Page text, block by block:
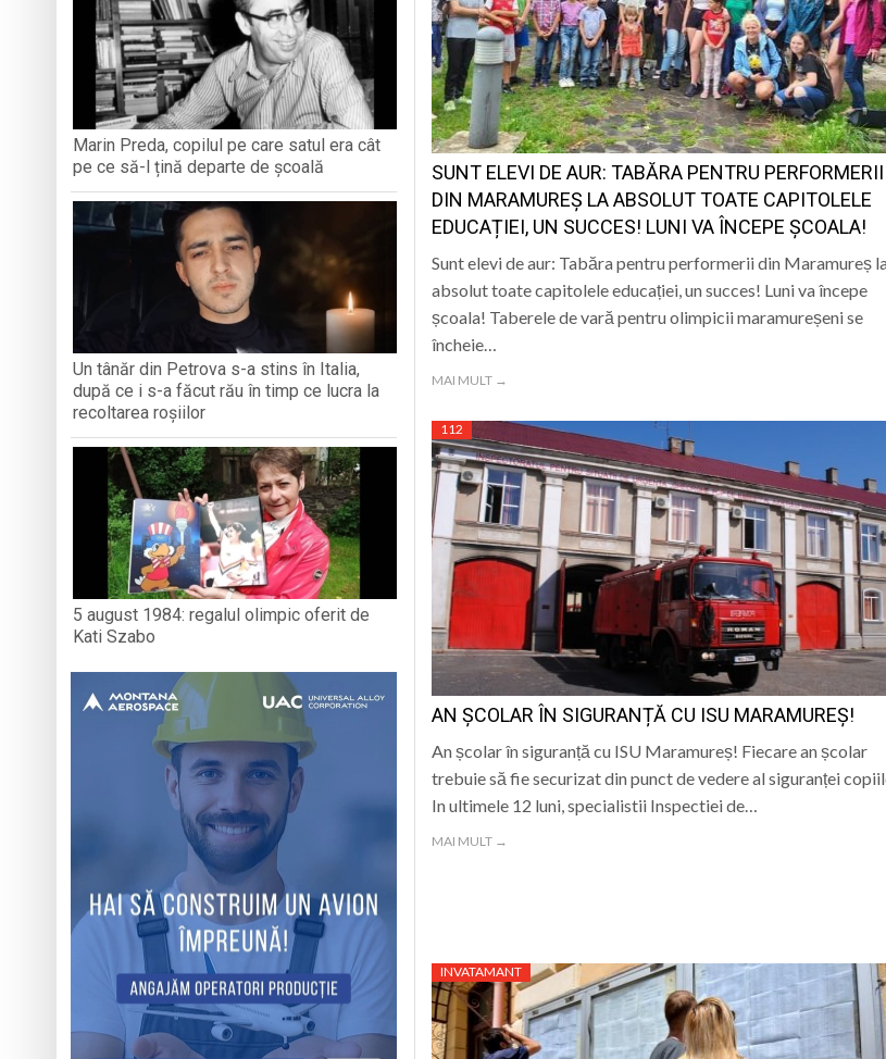
La Săliștea de Sus va fi dezvelit bustul lui Gavrilă Iuga,
„Vacanță în tinda bisericii”: Ediția a IV-a a taberei de vară pentru
Campanie de donare de sânge la Spitalul Județean de Urgență
Părintele protopop dr. Stan Florin, invitat la Școala Părinților din
SUNT ELEVI DE AUR: TABĂRA PENTRU PERFORMERII
DIN MARAMUREȘ LA ABSOLUT TOATE CAPITOLELE
EDUCAȚIEI, UN SUCCES! LUNI VA ÎNCEPE ȘCOALA!
Sunt elevi de aur: Tabăra pentru performerii din Maramureș
absolut toate capitolele educației, un succes! Luni va începe
școala! Taberele de vară pentru olimpicii maramureșeni se
încheie…
MAI MULT →
112
AN ȘCOLAR ÎN SIGURANȚĂ CU ISU MARAMUREȘ!
An școlar în siguranță cu ISU Maramureș! Fiecare an școlar
trebuie să fie securizat din punct de vedere al siguranței
In ultimele 12 luni, specialistii Inspectiei de…
MAI MULT →
INVATAMANT
Marin Preda, copilul pe care satul era cât
pe ce să-l țină departe de școală
Un tânăr din Petrova s-a stins în Italia,
după ce i s-a făcut rău în timp ce lucra la
recoltarea roșiilor
5 august 1984: regalul olimpic oferit de
Kati Szabo